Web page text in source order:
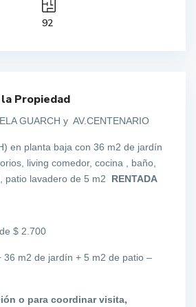
92
Propiedad
GUARCH y AV.CENTENARIO
en planta baja con 36 m2 de jardín
living comedor, cocina , baño,
patio lavadero de 5 m2
RENTADA
$ 2.700
36 m2 de jardín + 5 m2 de patio –
o para coordinar visita,